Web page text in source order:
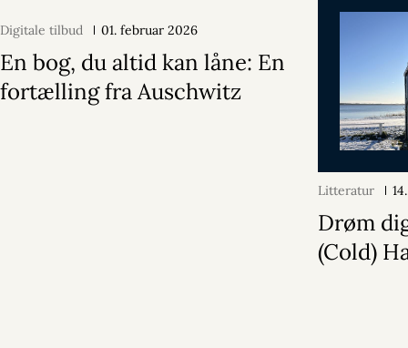
Digitale tilbud 01. februar 2026
En bog, du altid kan låne: En
fortælling fra Auschwitz
Litteratur
Drøm
(Cold)